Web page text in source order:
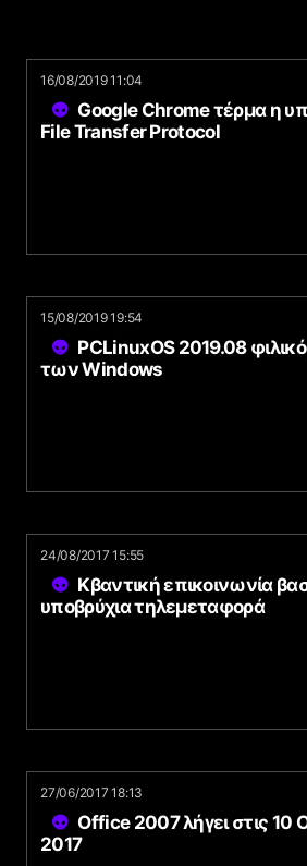
16/08/2019 11:04
Google Chrome τέρμα η
File Transfer Protocol
15/08/2019 19:54
PCLinuxOS 2019.08
των Windows
24/08/2017 15:55
Κβαντική επικοινωνία
υποβρύχια τηλεμεταφορά
27/06/2017 18:13
Office 2007 λήγει στις 10
2017